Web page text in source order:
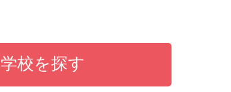
学校を探す